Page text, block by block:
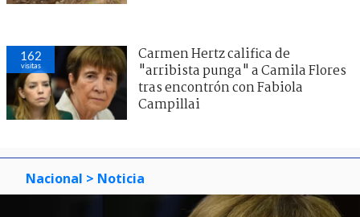
162
visitas
Carmen Hertz califica de
"arribista punga" a Camila Flores
tras encontrón con Fabiola
Campillai
Nacional > Noticia